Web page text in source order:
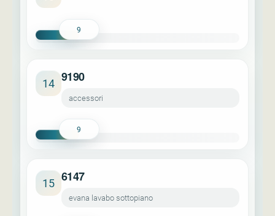
9
14 9190
accessori
9
15 6147
evana lavabo sottopiano